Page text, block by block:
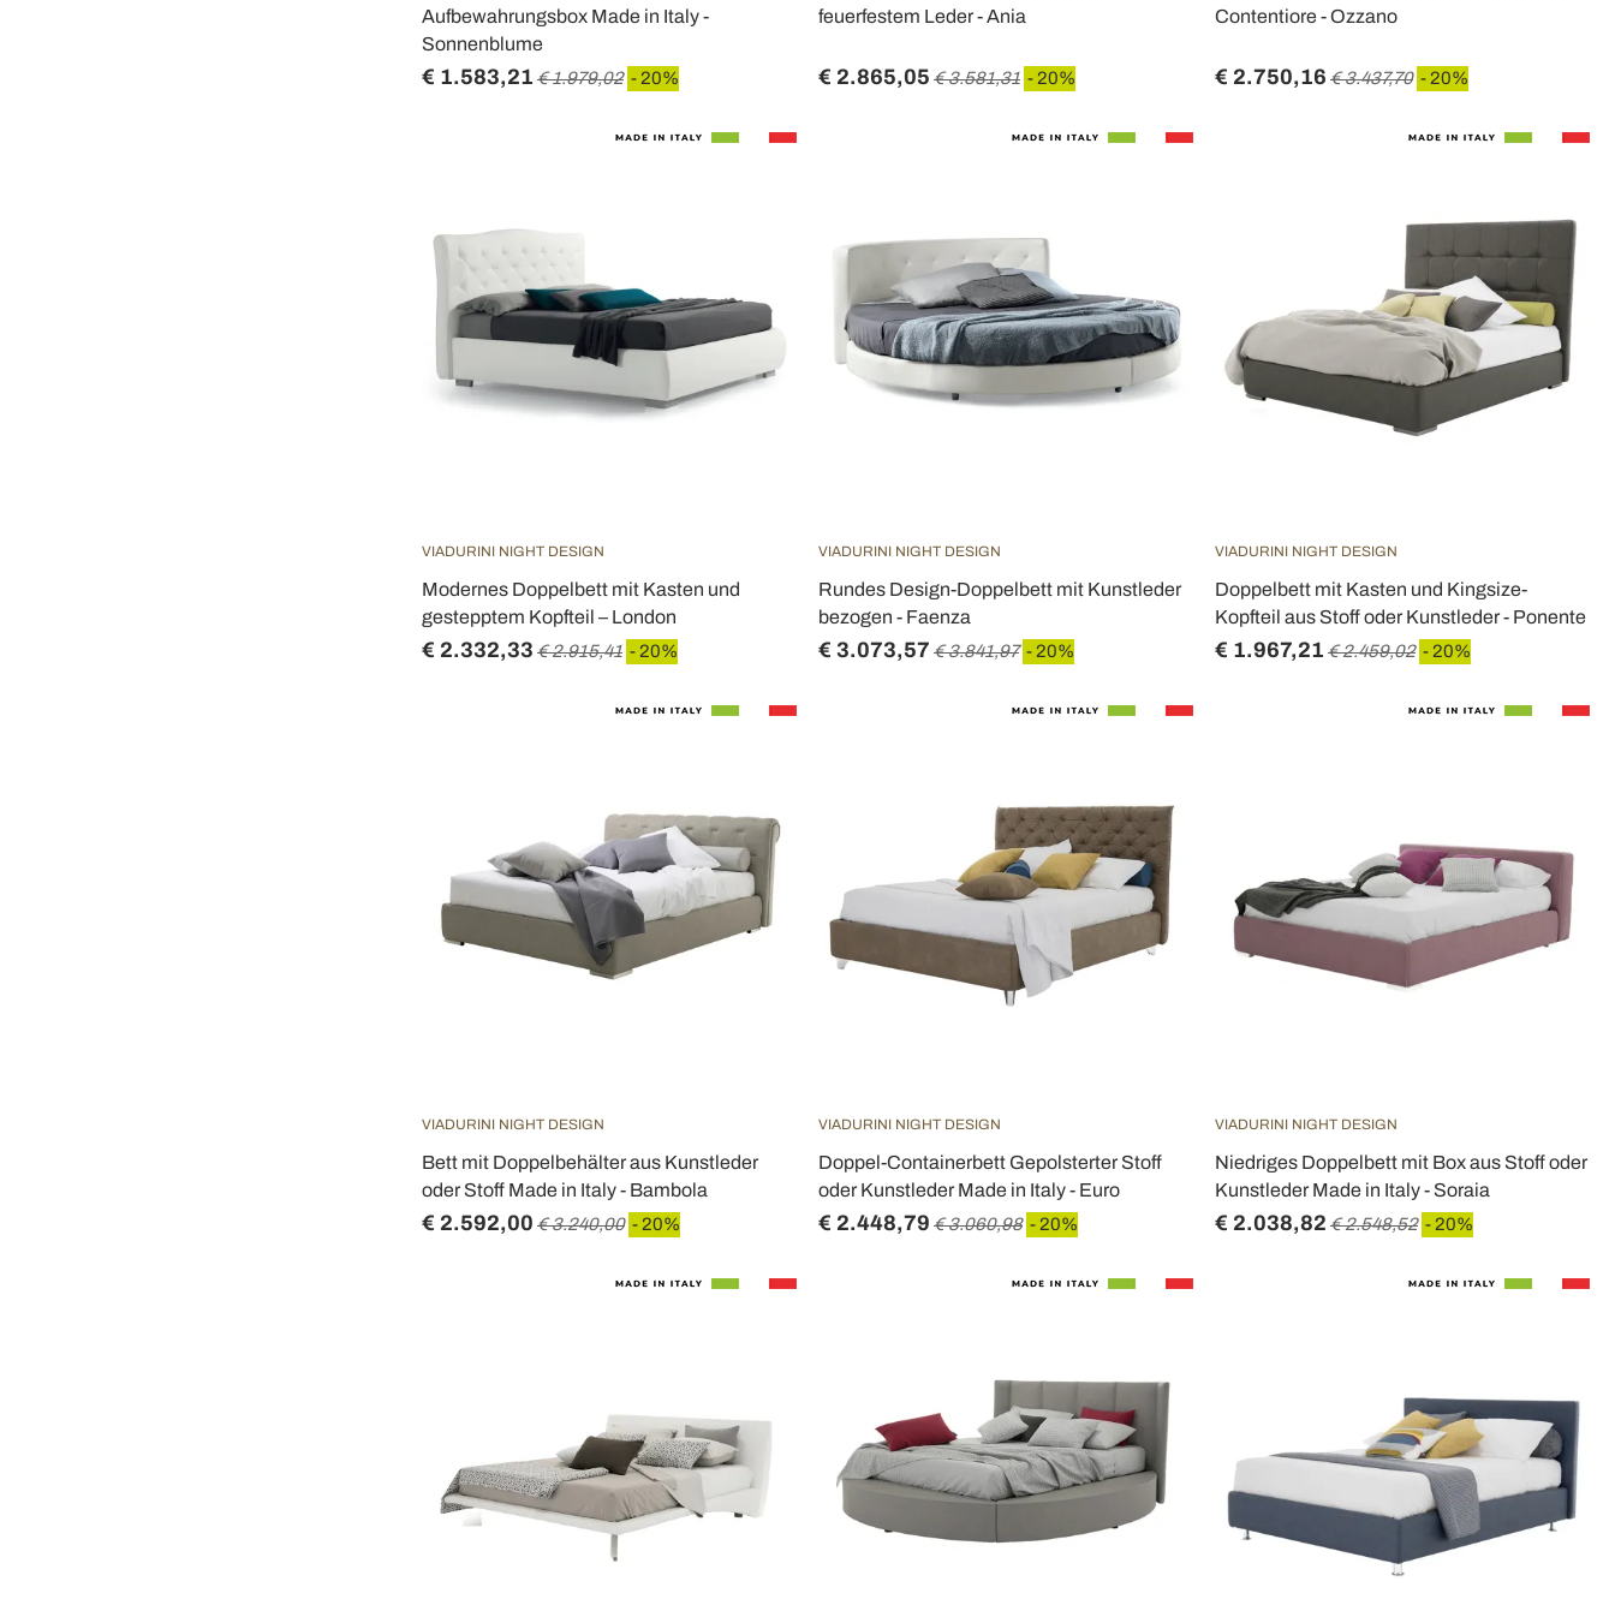
Aufbewahrungsbox Made in Italy -
Sonnenblume
€ 1.583,21 € 1.979,02 - 20%
feuerfestem Leder - Ania
€ 2.865,05 € 3.581,31 - 20%
Contentiore - Ozzano
€ 2.750,16 € 3.437,70 - 20%
VIADURINI NIGHT DESIGN
Modernes Doppelbett mit Kasten und
gestepptem Kopfteil – London
€ 2.332,33 € 2.915,41 - 20%
VIADURINI NIGHT DESIGN
Rundes Design-Doppelbett mit Kunstleder
bezogen - Faenza
€ 3.073,57 € 3.841,97 - 20%
VIADURINI NIGHT DESIGN
Doppelbett mit Kasten und Kingsize-
Kopfteil aus Stoff oder Kunstleder - Ponente
€ 1.967,21 € 2.459,02 - 20%
VIADURINI NIGHT DESIGN
Bett mit Doppelbehälter aus Kunstleder
oder Stoff Made in Italy - Bambola
€ 2.592,00 € 3.240,00 - 20%
VIADURINI NIGHT DESIGN
Doppel-Containerbett Gepolsterter Stoff
oder Kunstleder Made in Italy - Euro
€ 2.448,79 € 3.060,98 - 20%
VIADURINI NIGHT DESIGN
Niedriges Doppelbett mit Box aus Stoff oder
Kunstleder Made in Italy - Soraia
€ 2.038,82 € 2.548,52 - 20%